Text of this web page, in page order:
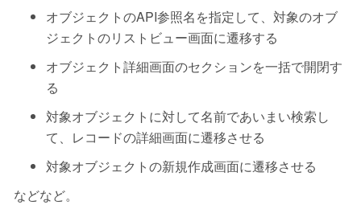
オブジェクトのAPI参照名を指定して、対象のオブ
ジェクトのリストビュー画面に遷移する
オブジェクト詳細画面のセクションを一括で開閉す
る
対象オブジェクトに対して名前であいまい検索し
て、レコードの詳細画面に遷移させる
対象オブジェクトの新規作成画面に遷移させる
などなど。